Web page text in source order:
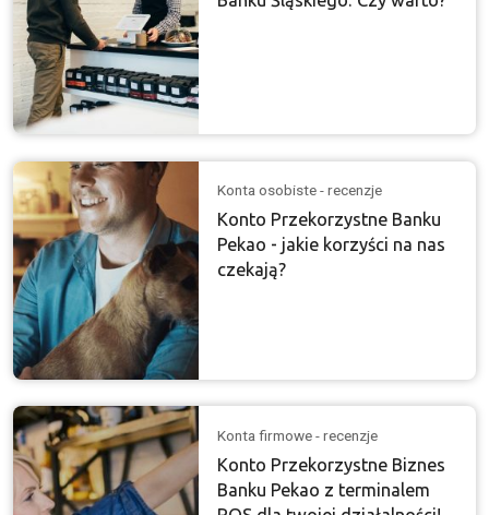
Konta osobiste - recenzje
Konto Przekorzystne Banku
Pekao - jakie korzyści na nas
czekają?
Konta firmowe - recenzje
Konto Przekorzystne Biznes
Banku Pekao z terminalem